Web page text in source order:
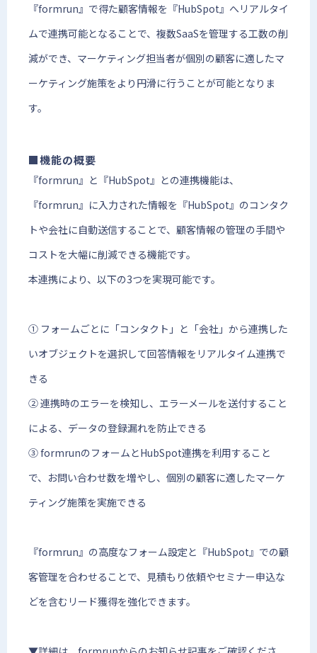
『formrun』で得た顧客情報を『HubSpot』へリアルタイ
ムで連携可能となることで、複数SaaSを管理する工数の削
減ができ、マーケティング担当者が個別の顧客に適したマ
ーケティング施策をより円滑に行うことが可能となりま
す。
■機能の概要
『formrun』と『HubSpot』との連携機能は、
『formrun』に入力された情報を『HubSpot』のコンタク
トや会社に自動送信することで、顧客情報の管理の手間や
コストを大幅に削減できる機能です。
本連携により、以下の3つを実現可能です。
① フォームごとに「コンタクト」と「会社」から連携した
いオブジェクトを選択して回答情報をリアルタイム連携で
きる
② 連携時のエラーを検知し、エラーメールを送付すること
による、データの登録漏れを防止できる
③ formrunのフォームとHubSpot連携を利用すること
で、お問い合わせ数を増やし、個別の顧客に適したマーケ
ティング施策を実施できる
『formrun』の高度なフォーム設定と『HubSpot』での顧
客管理を合わせることで、見積もり依頼やセミナー申込な
どを含むリード獲得を強化できます。